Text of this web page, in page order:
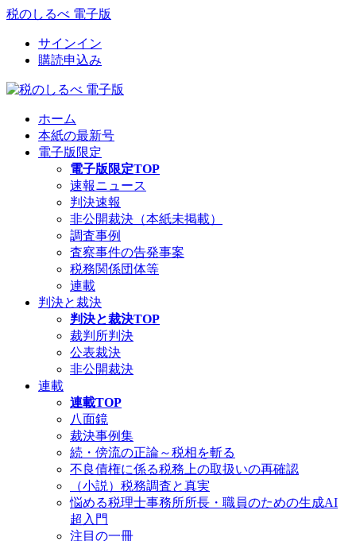
税のしるべ 電子版
サインイン
購読申込み
ホーム
本紙の最新号
電子版限定
電子版限定TOP
速報ニュース
判決速報
非公開裁決（本紙未掲載）
調査事例
査察事件の告発事案
税務関係団体等
連載
判決と裁決
判決と裁決TOP
裁判所判決
公表裁決
非公開裁決
連載
連載TOP
八面鏡
裁決事例集
続・傍流の正論～税相を斬る
不良債権に係る税務上の取扱いの再確認
（小説）税務調査と真実
悩める税理士事務所所長・職員のための生成AI
超入門
注目の一冊